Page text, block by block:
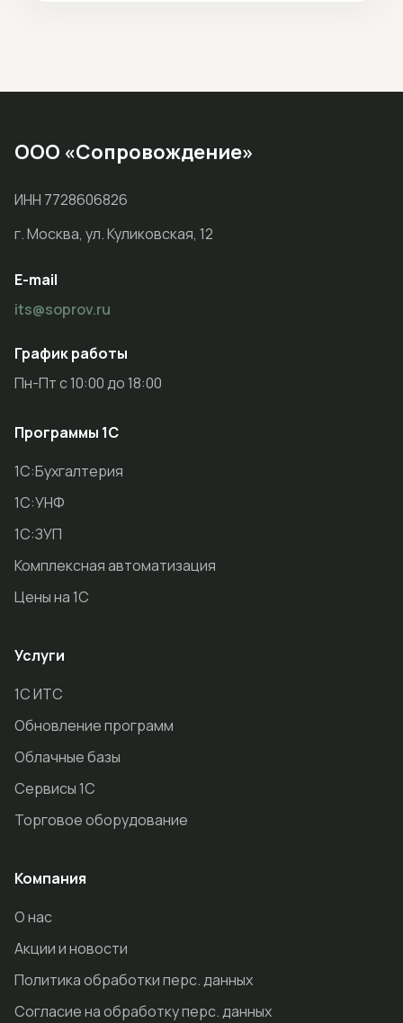
ООО «Сопровождение»
ИНН 7728606826
г. Москва, ул. Куликовская, 12
E-mail
its@soprov.ru
График работы
Пн-Пт с 10:00 до 18:00
Программы 1С
1С:Бухгалтерия
1С:УНФ
1С:ЗУП
Комплексная автоматизация
Цены на 1С
Услуги
1С ИТС
Обновление программ
Облачные базы
Сервисы 1С
Торговое оборудование
Компания
О нас
Акции и новости
Политика обработки перс. данных
Согласие на обработку перс. данных